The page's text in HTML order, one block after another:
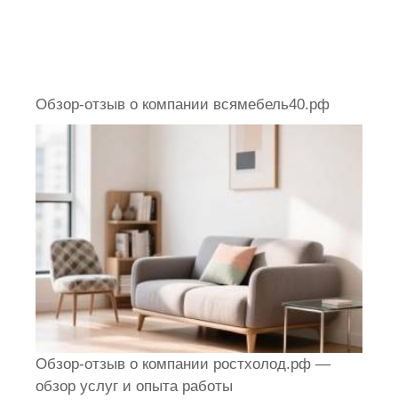
Обзор-отзыв о компании всямебель40.рф
Обзор-отзыв о компании ростхолод.рф —
обзор услуг и опыта работы